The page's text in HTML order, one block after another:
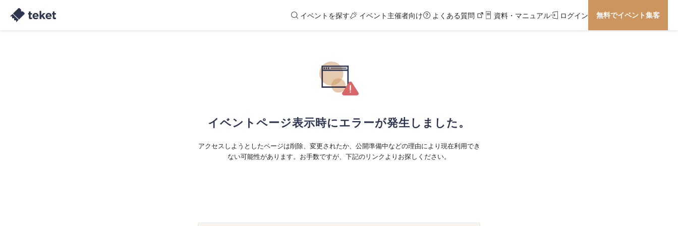
イベントを探す イベント主催者向け よくある質問 資料・マニュアル ログイン 無料でイベント集客
イベントページ表示時にエラーが発生しました。
アクセスしようとしたページは削除、変更されたか、公開準備中などの理由により現在利用でき
ない可能性があります。お手数ですが、下記のリンクよりお探しください。